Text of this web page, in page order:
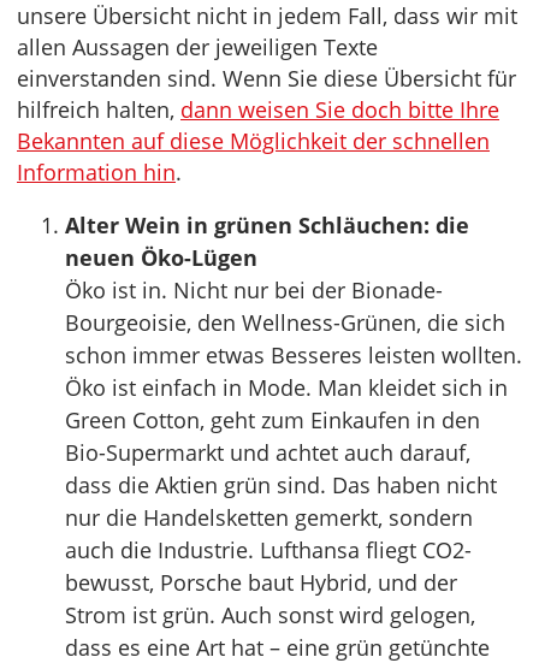
unsere Übersicht nicht in jedem Fall, dass wir mit
allen Aussagen der jeweiligen Texte
einverstanden sind. Wenn Sie diese Übersicht für
hilfreich halten, dann weisen Sie doch bitte Ihre
Bekannten auf diese Möglichkeit der schnellen
Information hin.
Alter Wein in grünen Schläuchen: die
neuen Öko-Lügen
Öko ist in. Nicht nur bei der Bionade-
Bourgeoisie, den Wellness-Grünen, die sich
schon immer etwas Besseres leisten wollten.
Öko ist einfach in Mode. Man kleidet sich in
Green Cotton, geht zum Einkaufen in den
Bio-Supermarkt und achtet auch darauf,
dass die Aktien grün sind. Das haben nicht
nur die Handelsketten gemerkt, sondern
auch die Industrie. Lufthansa fliegt CO2-
bewusst, Porsche baut Hybrid, und der
Strom ist grün. Auch sonst wird gelogen,
dass es eine Art hat – eine grün getünchte